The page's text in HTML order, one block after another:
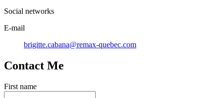
Social networks
E-mail
brigitte.cabana@remax-quebec.com
Contact Me
First name